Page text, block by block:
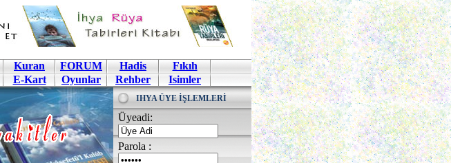
Kuran FORUM Hadis
Fıkıh
E-Kart Oyunlar Rehber Isimler
IHYA ÜYE İŞLEMLERİ
Üyeadi:
Parola :